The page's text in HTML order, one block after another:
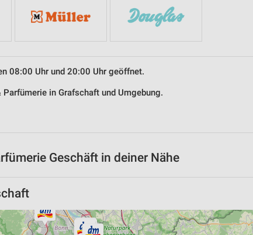
08:00 Uhr und 20:00 Uhr geöffnet.
in Grafschaft und Umgebung.
Geschäft in deiner Nähe